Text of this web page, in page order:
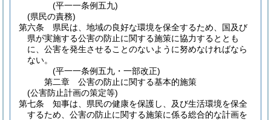
(平一一条例五九)
(県民の責務)
第六条
県民は、地域の良好な環境を保全するため、国及び
県が実施する公害の防止に関する施策に協力するととも
に、公害を発生させることのないように努めなければなら
ない。
(平一一条例五九・一部改正)
第二章
公害の防止に関する基本的施策
(公害防止計画の策定等)
第七条
知事は、県民の健康を保護し、及び生活環境を保全
するため、公害の防止に関する施策に係る総合的な計画を